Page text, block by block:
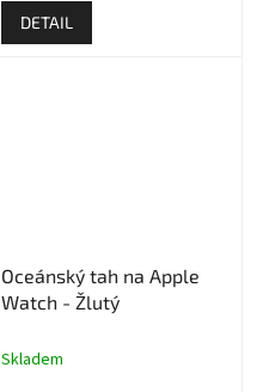
DETAIL
Oceánský tah na Apple
Watch - Žlutý
Skladem